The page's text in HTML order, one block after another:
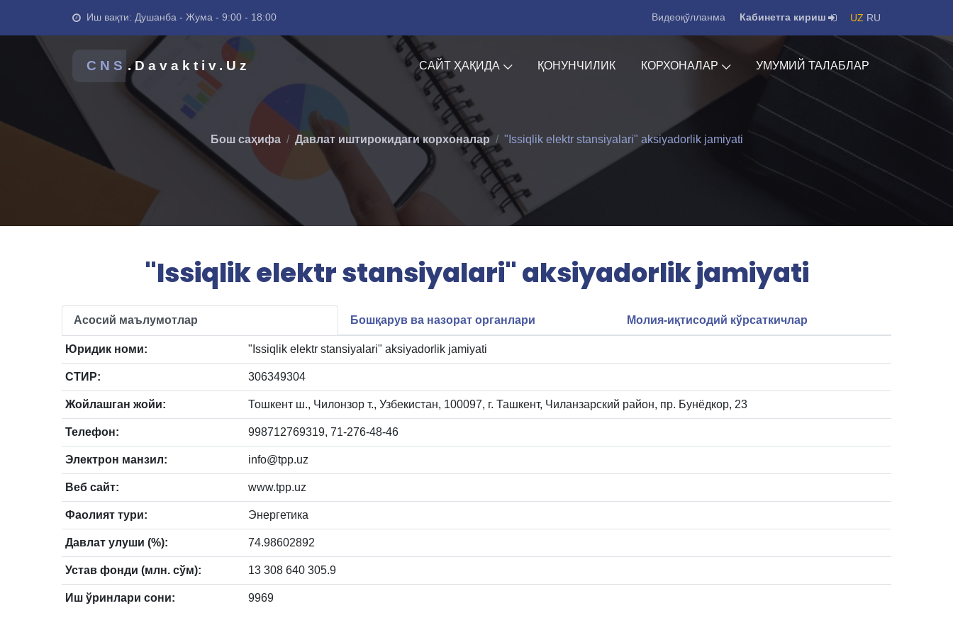
Иш вақти: Душанба - Жума - 9:00 - 18:00 Видеоқўлланма Кабинетга кириш UZ RU
CNS .Davaktiv.Uz САЙТ ҲАҚИДА ҚОНУНЧИЛИК КОРХОНАЛАР УМУМИЙ ТАЛАБЛАР
Бош саҳифа Давлат иштирокидаги корхоналар "Issiqlik elektr stansiyalari" aksiyadorlik jamiyati
"Issiqlik elektr stansiyalari" aksiyadorlik jamiyati
Асосий маълумотлар Бошқарув ва назорат органлари Молия-иқтисодий кўрсаткичлар
Юридик номи: "Issiqlik elektr stansiyalari" aksiyadorlik jamiyati
СТИР: 306349304
Жойлашган жойи: Тошкент ш., Чилонзор т., Узбекистан, 100097, г. Ташкент, Чиланзарский район, пр. Бунёдкор, 23
Телефон: 998712769319, 71-276-48-46
Электрон манзил: info@tpp.uz
Веб сайт: www.tpp.uz
Фаолият тури: Энергетика
Давлат улуши (%): 74.98602892
Устав фонди (млн. сўм): 13 308 640 305.9
Иш ўринлари сони: 9969